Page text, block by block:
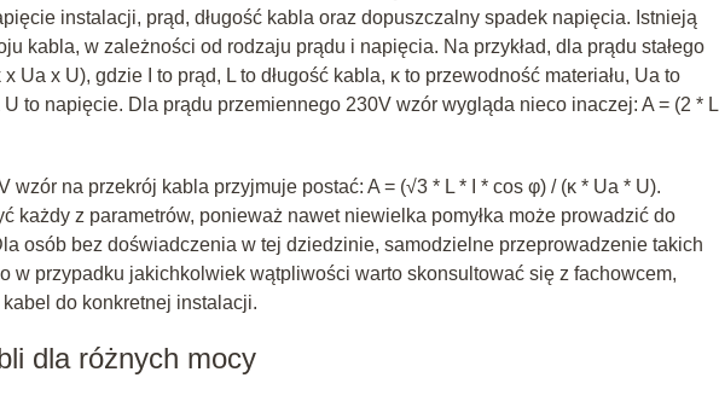
instalacji, prąd, długość kabla oraz dopuszczalny spadek napięcia. Istnieją
kabla, w zależności od rodzaju prądu i napięcia. Na przykład, dla prądu stałego
Ua x U), gdzie I to prąd, L to długość kabla, κ to przewodność materiału, Ua to
to napięcie. Dla prądu przemiennego 230V wzór wygląda nieco inaczej: A = (2 * L
na przekrój kabla przyjmuje postać: A = (√3 * L * I * cos φ) / (κ * Ua * U).
każdy z parametrów, ponieważ nawet niewielka pomyłka może prowadzić do
osób bez doświadczenia w tej dziedzinie, samodzielne przeprowadzenie takich
w przypadku jakichkolwiek wątpliwości warto skonsultować się z fachowcem,
do konkretnej instalacji.
dla różnych mocy